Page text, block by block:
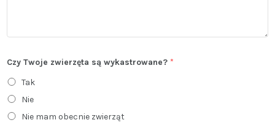
Czy Twoje zwierzęta są wykastrowane? *
Tak
Nie
Nie mam obecnie zwierząt